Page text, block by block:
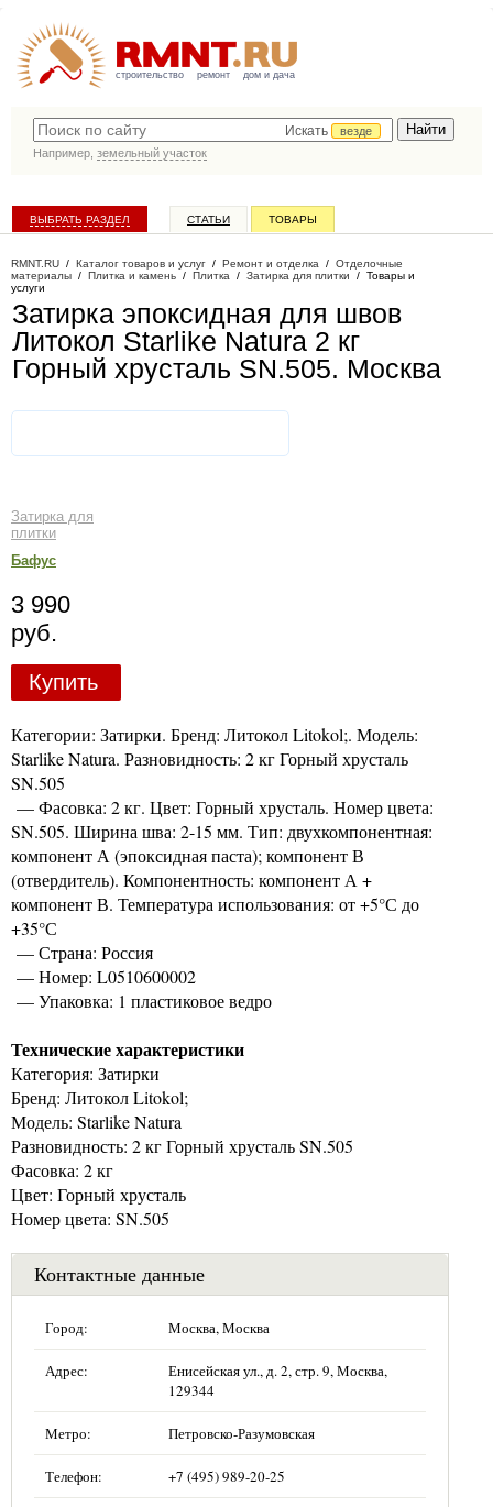
строительство ремонт дом и дача
Искать
везде
Например, земельный участок
ВЫБРАТЬ РАЗДЕЛ СТАТЬИ ТОВАРЫ
RMNT.RU / Каталог товаров и услуг / Ремонт и отделка / Отделочные
материалы / Плитка и камень / Плитка / Затирка для плитки / Товары и
услуги
Затирка эпоксидная для швов
Литокол Starlike Natura 2 кг
Горный хрусталь SN.505. Москва
Затирка для
плитки
Бафус
3 990
руб.
Купить
Категории: Затирки. Бренд: Литокол Litokol;. Модель:
Starlike Natura. Разновидность: 2 кг Горный хрусталь
SN.505
— Фасовка: 2 кг. Цвет: Горный хрусталь. Номер цвета:
SN.505. Ширина шва: 2-15 мм. Тип: двухкомпонентная:
компонент А (эпоксидная паста); компонент В
(отвердитель). Компонентность: компонент А +
компонент В. Температура использования: от +5°С до
+35°С
— Страна: Россия
— Номер: L0510600002
— Упаковка: 1 пластиковое ведро
Технические характеристики
Категория: Затирки
Бренд: Литокол Litokol;
Модель: Starlike Natura
Разновидность: 2 кг Горный хрусталь SN.505
Фасовка: 2 кг
Цвет: Горный хрусталь
Номер цвета: SN.505
Контактные данные
Город: Москва, Москва
Адрес:
Енисейская ул., д. 2, стр. 9, Москва,
129344
Метро: Петровско-Разумовская
Телефон: +7 (495) 989-20-25